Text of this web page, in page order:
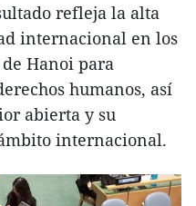
refleja la alta
internacional en los
Hanoi para
humanos, así
abierta y su
internacional.